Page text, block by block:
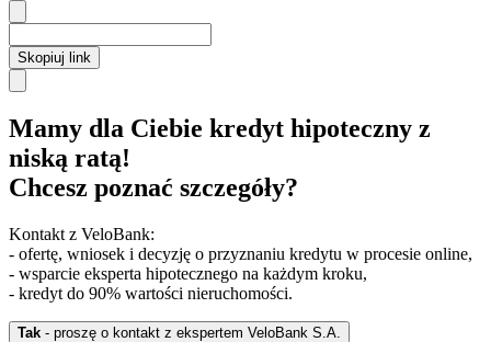
Skopiuj link
Mamy dla Ciebie kredyt hipoteczny z
niską ratą!
Chcesz poznać szczegóły?
Kontakt z VeloBank:
- ofertę, wniosek i decyzję o przyznaniu kredytu w procesie online,
- wsparcie eksperta hipotecznego na każdym kroku,
- kredyt do 90% wartości nieruchomości.
Tak - proszę o kontakt z ekspertem VeloBank S.A.